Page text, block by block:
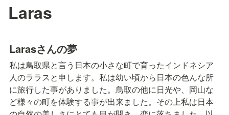
Laras
Larasさんの夢
私は鳥取県と言う日本の小さな町で育ったインドネシア
人のララスと申します。私は幼い頃から日本の色んな所
に旅行した事がありました。鳥取の他に日光や、岡山な
ど様々の町を体験する事が出来ました。その上私は日本